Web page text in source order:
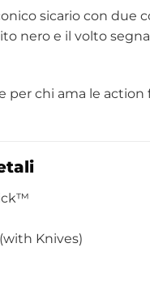
sicario con due
nero e il volto
per chi ama le
Knives)